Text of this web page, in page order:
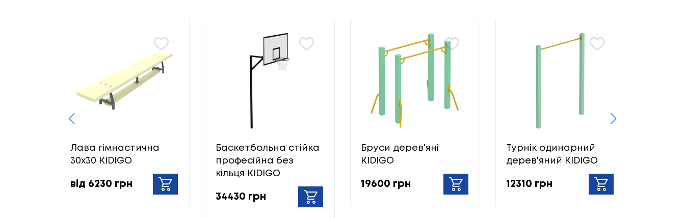
Лава гімнастична
30х30 KIDIGO
від 6230 грн
Баскетбольна стійка
професійна без
кільця KIDIGO
34430 грн
Бруси дерев'яні
KIDIGO
19600 грн
Турнік одинарний
дерев'яний KIDIGO
12310 грн